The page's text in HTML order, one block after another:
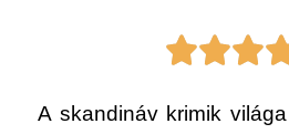
A skandináv krimik